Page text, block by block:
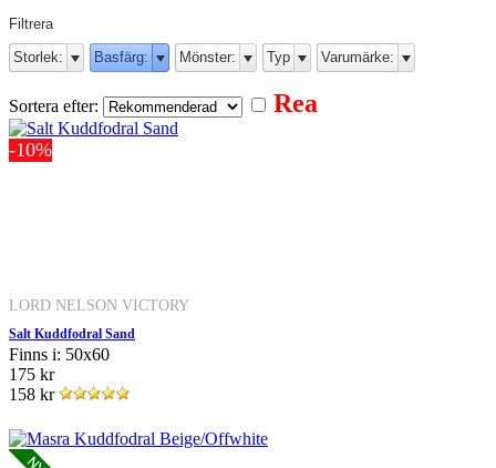
Filtrera
Storlek:
Basfärg: Mönster: Typ Varumärke:
Sortera efter: Rea
-10%
LORD NELSON VICTORY
Salt Kuddfodral Sand
Finns i: 50x60
175 kr
158 kr